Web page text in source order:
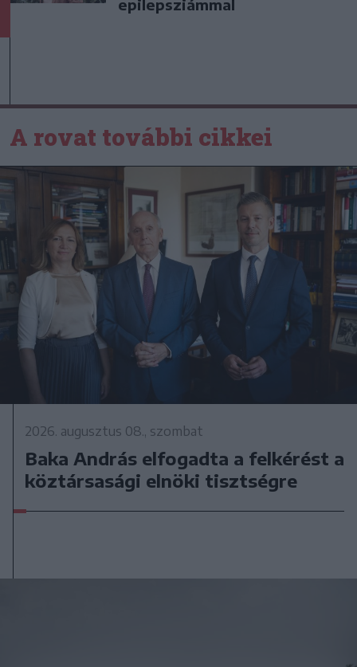
epilepsziámmal
A rovat további cikkei
2026. augusztus 08., szombat
Baka András elfogadta a felkérést a
köztársasági elnöki tisztségre